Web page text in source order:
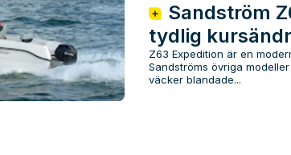
Sandström
tydlig
Z63 Expedition är en
Sandströms övriga
väcker blandade...